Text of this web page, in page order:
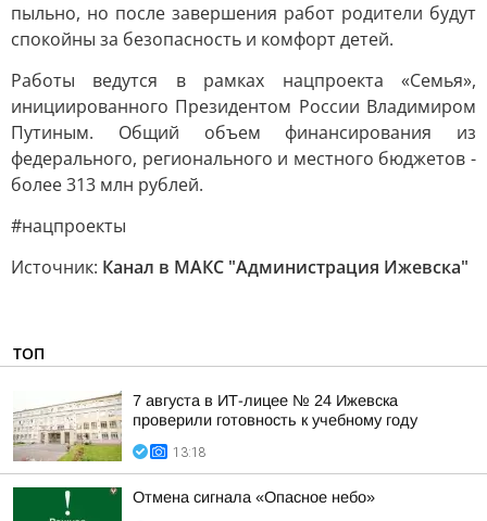
пыльно, но после завершения работ родители будут
спокойны за безопасность и комфорт детей.
Работы ведутся в рамках нацпроекта «Семья»,
инициированного Президентом России Владимиром
Путиным. Общий объем финансирования из
федерального, регионального и местного бюджетов -
более 313 млн рублей.
#нацпроекты
Источник: Канал в МАКС "Администрация Ижевска"
ТОП
7 августа в ИТ-лицее № 24 Ижевска
проверили готовность к учебному году
13:18
Отмена сигнала «Опасное небо»